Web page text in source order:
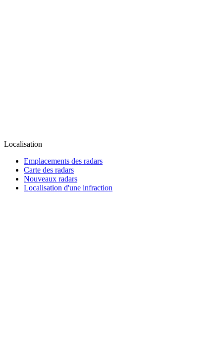
Localisation
Emplacements des radars
Carte des radars
Nouveaux radars
Localisation d'une infraction